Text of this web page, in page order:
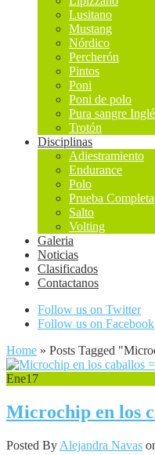
Lusitano
Mustang
Nórdico
Percherón
Pintos
Poni
Poni de polo
Pura sangre
Trotón
Disciplinas
Adiestramiento
Endurance
Polo
Prueba Completa
Salto
Volting
Galeria
Noticias
Clasificados
Contactanos
Follow us on Twitter
Follow us on Facebook
Home » Posts Tagged "
Ene17
Microchip en los
Posted By Alejandra Navas